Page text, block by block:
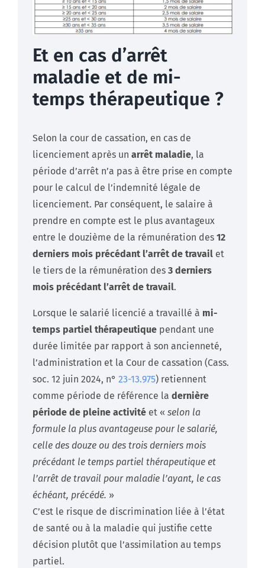
Et en cas d’arrêt
maladie et de mi-
temps thérapeutique ?
Selon la cour de cassation, en cas de
licenciement après un arrêt maladie, la
période d’arrêt n’a pas à être prise en compte
pour le calcul de l’indemnité légale de
licenciement. Par conséquent, le salaire à
prendre en compte est le plus avantageux
entre le douzième de la rémunération des 12
derniers mois précédant l’arrêt de travail et
le tiers de la rémunération des 3 derniers
mois précédant l’arrêt de travail.
Lorsque le salarié licencié a travaillé à mi-
temps partiel thérapeutique pendant une
durée limitée par rapport à son ancienneté,
l’administration et la Cour de cassation (Cass.
soc. 12 juin 2024, n° 23-13.975) retiennent
comme période de référence la dernière
période de pleine activité et « selon la
formule la plus avantageuse pour le salarié,
celle des douze ou des trois derniers mois
précédant le temps partiel thérapeutique et
l’arrêt de travail pour maladie l’ayant, le cas
échéant, précédé. »
C’est le risque de discrimination liée à l’état
de santé ou à la maladie qui justifie cette
décision plutôt que l’assimilation au temps
partiel.